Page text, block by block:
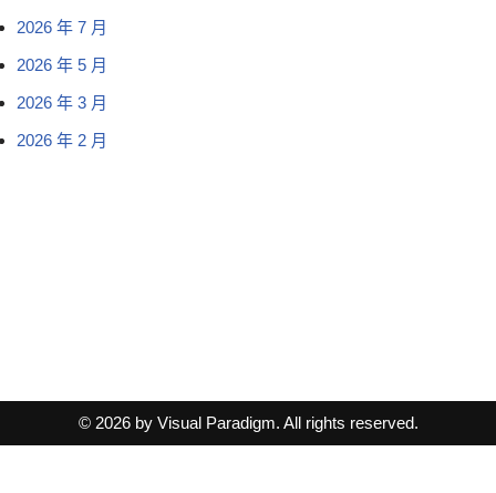
2026 年 7 月
2026 年 5 月
2026 年 3 月
2026 年 2 月
© 2026 by Visual Paradigm. All rights reserved.